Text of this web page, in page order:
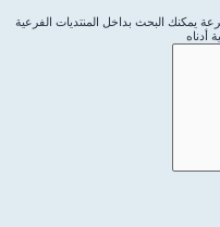
يمكنك البحث بداخل المنتديات الفرعية
أدناه